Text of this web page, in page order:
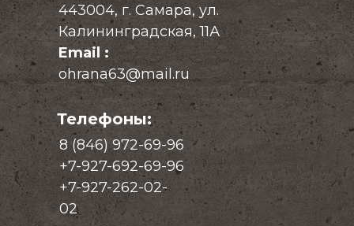
443004, г. Самара, ул.
Калининградская, 11А
Email :
ohrana63@mail.ru
Телефоны:
8 (846) 972-69-96
+7-927-692-69-96
+7-927-262-02-
02